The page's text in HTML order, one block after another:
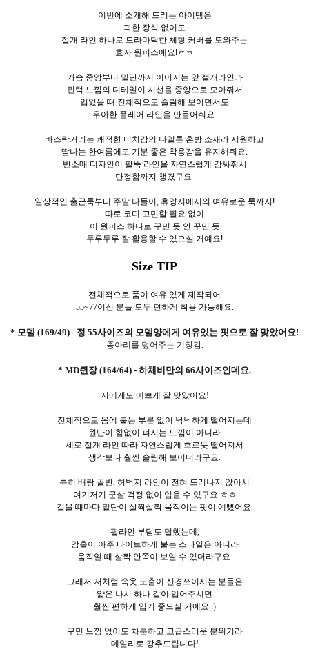
이번에 소개해 드리는 아이템은
과한 장식 없이도
절개 라인 하나로 드라마틱한 체형 커버를 도와주는
효자 원피스예요!ㅎㅎ
가슴 중앙부터 밑단까지 이어지는 앞 절개라인과
핀턱 느낌의 디테일이 시선을 중앙으로 모아줘서
입었을 때 전체적으로 슬림해 보이면서도
우아한 플레어 라인을 만들어줘요.
바스락거리는 쾌적한 터치감의 나일론 혼방 소재라 시원하고
땀나는 한여름에도 기분 좋은 착용감을 유지해줘요.
반소매 디자인이 팔뚝 라인을 자연스럽게 감싸줘서
단정함까지 챙겼구요.
일상적인 출근룩부터 주말 나들이, 휴양지에서의 여유로운 룩까지!
따로 코디 고민할 필요 없이
이 원피스 하나로 꾸민 듯 안 꾸민 듯
두루두루 잘 활용할 수 있으실 거예요!
Size TIP
전체적으로 품이 여유 있게 제작되어
55~77이신 분들 모두 편하게 착용 가능해요.
* 모델 (169/49) - 정 55사이즈의 모델양에게 여유있는 핏으로 잘 맞았어요!
종아리를 덮어주는 기장감.
* MD쥔장 (164/64) - 하체비만의 66사이즈인데요.
저에게도 예쁘게 잘 맞았어요!
전체적으로 몸에 붙는 부분 없이 낙낙하게 떨어지는데
원단이 힘없이 펴지는 느낌이 아니라
세로 절개 라인 따라 자연스럽게 흐르듯 떨어져서
생각보다 훨씬 슬림해 보이더라구요.
특히 배랑 골반, 허벅지 라인이 전혀 드러나지 않아서
여기저기 군살 걱정 없이 입을 수 있구요.ㅎㅎ
걸을 때마다 밑단이 살짝살짝 움직이는 핏이 예뻤어요.
팔라인 부담도 덜했는데,
암홀이 아주 타이트하게 붙는 스타일은 아니라
움직일 때 살짝 안쪽이 보일 수 있더라구요.
그래서 저처럼 속옷 노출이 신경쓰이시는 분들은
얇은 나시 하나 같이 입어주시면
훨씬 편하게 입기 좋으실 거예요 :)
꾸민 느낌 없이도 차분하고 고급스러운 분위기라
데일리로 강추드립니다!